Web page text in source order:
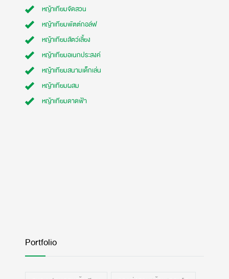
หญ้าเทียมจัดสวน
หญ้าเทียมพัตต์กอล์ฟ
หญ้าเทียมสัตว์เลี้ยง
หญ้าเทียมอเนกประสงค์
หญ้าเทียมสนามเด็กเล่น
หญ้าเทียมผสม
หญ้าเทียมดาดฟ้า
Portfolio